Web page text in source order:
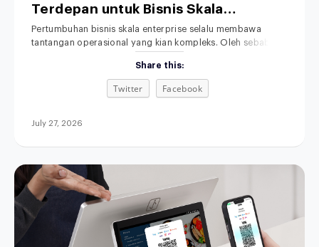
Terdepan untuk Bisnis Skala
Enterprise
Pertumbuhan bisnis skala enterprise selalu membawa
tantangan operasional yang kian kompleks. Oleh sebab itu,
mutlak. Namun, sistem kasir di toko fisik sering kali berjalan
terpisah dari sistem Enterprise Resource Planning (ERP) di
kantor pusat. Akibatnya, tim manajemen terpaksa
mencocokkan data penjualan serta persediaan
Share this:
Twitter Facebook
July 27, 2026